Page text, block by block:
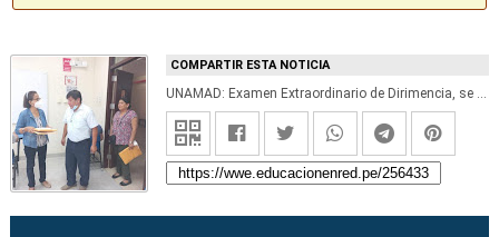
COMPARTIR ESTA NOTICIA
UNAMAD: Examen Extraordinario de Dirimencia, se desarrolló con normalidad en la Universidad Nacional Amazónica de Madre de Dios. Resultado de ingresantes